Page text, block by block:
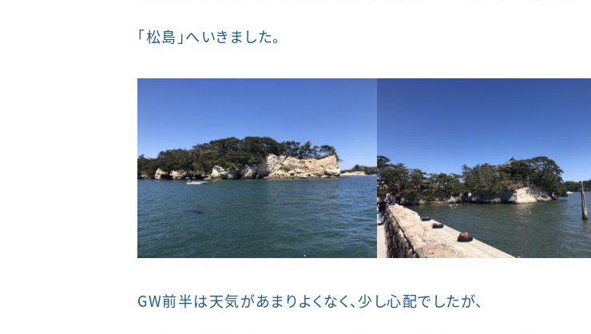
「松島」へいきました。
GW前半は天気があまりよくなく、少し心配でしたが、